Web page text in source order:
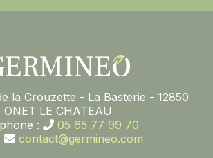
la Crouzette - La Basterie - 12850
ONET LE CHATEAU
:
05 65 77 99 70
contact@germineo.com